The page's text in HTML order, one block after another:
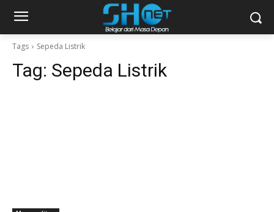
Tags Sepeda Listrik
Tag: Sepeda Listrik